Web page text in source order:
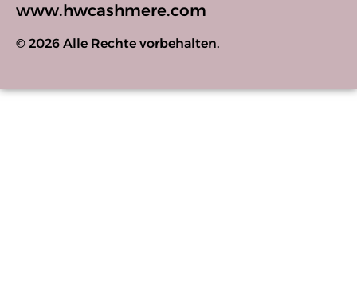
www.hwcashmere.com
© 2026 Alle Rechte vorbehalten.